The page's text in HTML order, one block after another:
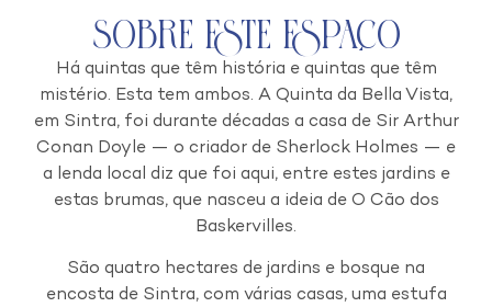
Sobre este espaço
Há quintas que têm história e quintas que têm
mistério. Esta tem ambos. A Quinta da Bella Vista,
em Sintra, foi durante décadas a casa de Sir Arthur
Conan Doyle — o criador de Sherlock Holmes — e
a lenda local diz que foi aqui, entre estes jardins e
estas brumas, que nasceu a ideia de O Cão dos
Baskervilles.
São quatro hectares de jardins e bosque na
encosta de Sintra, com várias casas, uma estufa